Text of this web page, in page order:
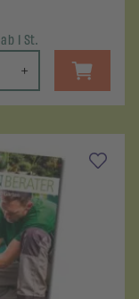
1 St.
+